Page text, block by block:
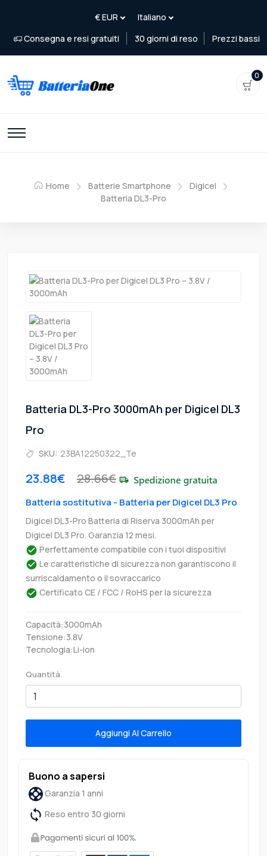
Consegna e resi gratuiti 30 giorni di reso Prezzi bassi
0
Home Batterie Smartphone
Digicel
Batteria DL3-Pro
Batteria DL3-Pro 3000mAh per Digicel DL3
Pro
SKU: 23BA12250322_Te
23.88€ 28.66€
Batteria sostitutiva - Batteria per Digicel DL3 Pro
Digicel DL3-Pro Batteria di Riserva 3000mAh per
Digicel DL3 Pro. Garanzia 12 mesi.
Perfettamente compatibile con i tuoi dispositivi
Le caratteristiche di sicurezza non garantiscono il
surriscaldamento o il sovraccarico
Certificato CE / FCC / RoHS per la sicurezza
Capacità:3000mAh
Tensione:3.8V
Tecnologia:Li-ion
Quantità
Aggiungi Al Carrello
Buono a sapersi
Garanzia 1 anni
Reso entro 30 giorni